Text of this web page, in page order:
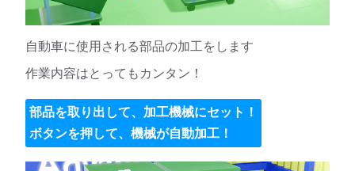
自動車に使用される部品の加工をします
作業内容はとってもカンタン！
部品を取り出して、加工機械にセット！
ボタンを押して、機械が自動加工！